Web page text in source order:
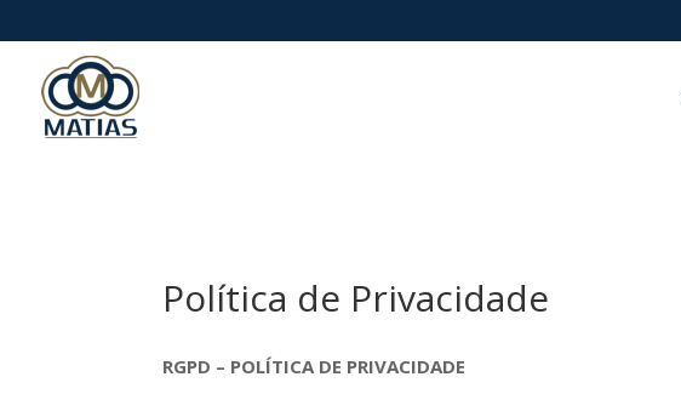
Política de Privacidade
RGPD – POLÍTICA DE PRIVACIDADE